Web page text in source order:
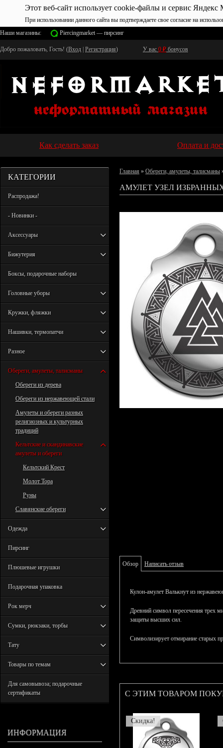
Этот веб-сайт использует cookie-файлы и сервис Яндекс
При использовании данного сайта вы подтверждаете свое согласие на
Наши магазины:
Piercingmarket — пирсинг
Добро пожаловать, Гость! (Вход Регистрация) У вас 0 ₽ бонусов
Как сделать заказ Оплата и
КАТЕГОРИИ
Распродажа!
- Новинки -
Аксессуары
Бижутерия
Боксы, подарочные наборы
Головные уборы
Кружки, фляжки
Нашивки, термопатчи
Разное
Обереги, амулеты, талисманы
Обереги из дерева
Обереги из нержавеющей стали
Амулеты и обереги разных
религиозных и культурных
традиций
Кельтские и скандинавские
амулеты и обереги
Кельтский Крест
Молот Тора
Руны
Славянские обереги
Одежда
Пирсинг
Плюшевые игрушки
Подарочная упаковка
Рок мерч
Сумки, рюкзаки, торбы
Тату
Товары по темам
Для самовывоза; подарочные
сертификаты
ИНФОРМАЦИЯ
Главная » Обереги, амулеты, талисманы
АМУЛЕТ УЗЕЛ
Обзор Написать отзыв
Кулон-амулет Валькнут из
Древний символ пересечения трех
защиты высших сил.
Символизирует отмирание старых
С ЭТИМ ТОВАРОМ
Скидка!